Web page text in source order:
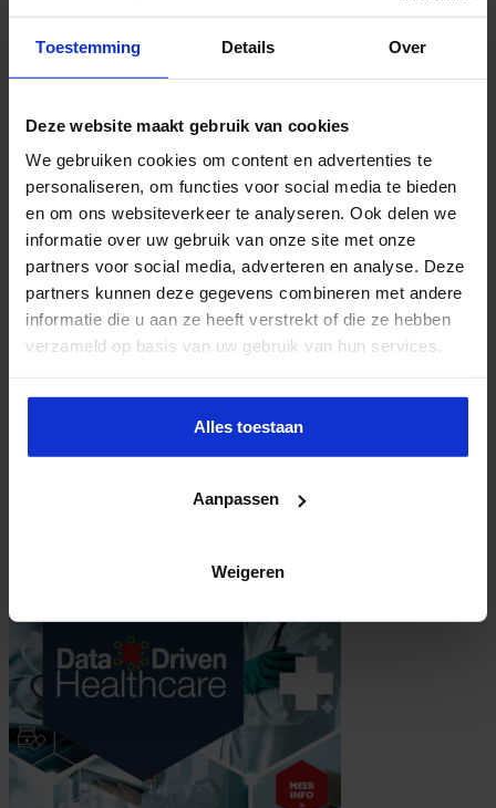
Toestemming Details Over
Deze website maakt gebruik van cookies
We gebruiken cookies om content en advertenties te
personaliseren, om functies voor social media te bieden
en om ons websiteverkeer te analyseren. Ook delen we
informatie over uw gebruik van onze site met onze
partners voor social media, adverteren en analyse. Deze
partners kunnen deze gegevens combineren met andere
informatie die u aan ze heeft verstrekt of die ze hebben
verzameld op basis van uw gebruik van hun services.
Alles toestaan
Aanpassen
Weigeren
ziekenhuisbezoek moet gebeuren én of het bezoek überhaupt
nodig is. Dat scheelt tijd voor iedereen, ook in het logistieke
Zorgen over de menselijke maat
de zorg, in de nabije toekomst wordt dat nog meer. Dat gaat
niet. We moeten de tijd van artsen en ander zorgpersoneel dan
ook zo effectief mogelijk benutten. We slaan een grote slag met
de digitalisering en de standaardisering van de data
Henk.
Hierbij verliezen we de menselijke maat echter niet uit het oog.
Sterker nog: gesprekken tussen arts en patiënt zijn door
ConsultAssistent van een veel hoger niveau. Je hebt beter
inzicht in de zorgvraag en de context van de patiënt, en je hoeft
de standaardvragen niet te behandelen. Dat is prettig voor arts
en voer je een diepgaander gesprek met de patiënt. Dat
bevestigen mijn collega’s en patiënten ook